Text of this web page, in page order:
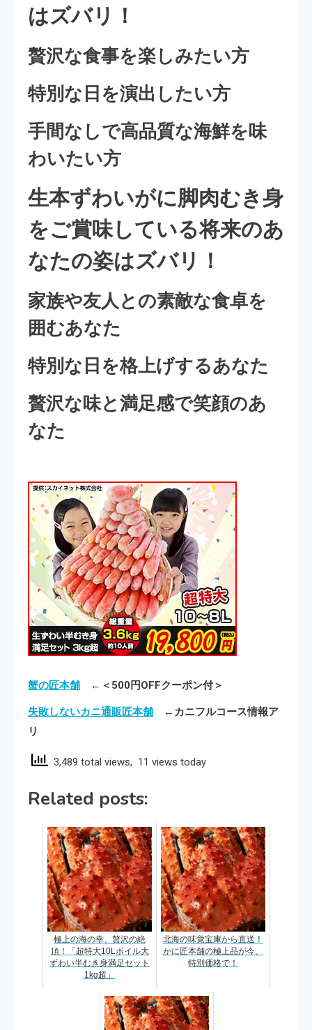
はズバリ！
贅沢な食事を楽しみたい方
特別な日を演出したい方
手間なしで高品質な海鮮を味
わいたい方
生本ずわいがに脚肉むき身
をご賞味している将来のあ
なたの姿はズバリ！
家族や友人との素敵な食卓を
囲むあなた
特別な日を格上げするあなた
贅沢な味と満足感で笑顔のあ
なた
蟹の匠本舗 ←＜500円OFFクーポン付＞
失敗しないカニ通販匠本舗 ←カニフルコース情報ア
リ
3,489 total views, 11 views today
Related posts:
極上の海の幸、贅沢の絶
頂！「超特大10Lボイル大
ずわい半むき身満足セット
1kg超」
北海の味覚宝庫から直送！
かに匠本舗の極上品が今、
特別価格で！